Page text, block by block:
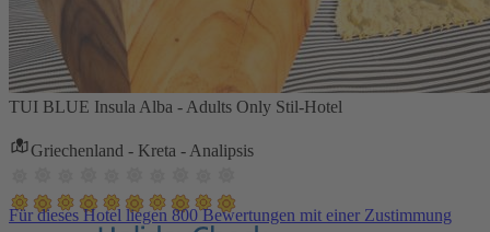
TUI BLUE Insula Alba - Adults Only Stil-Hotel
Griechenland - Kreta - Analipsis
Für dieses Hotel liegen 800 Bewertungen mit einer Zustimmung